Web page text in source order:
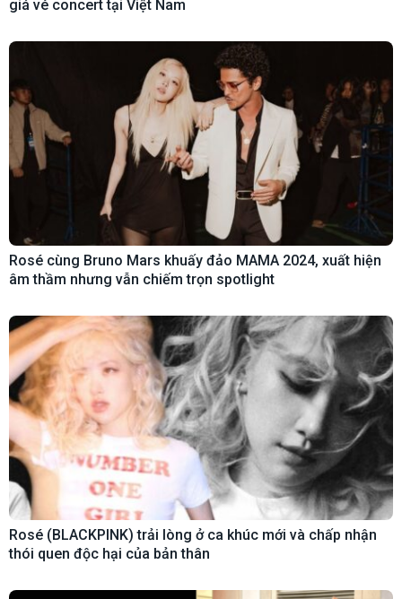
giá vé concert tại Việt Nam
Rosé cùng Bruno Mars khuấy đảo MAMA 2024, xuất hiện
âm thầm nhưng vẫn chiếm trọn spotlight
Rosé (BLACKPINK) trải lòng ở ca khúc mới và chấp nhận
thói quen độc hại của bản thân